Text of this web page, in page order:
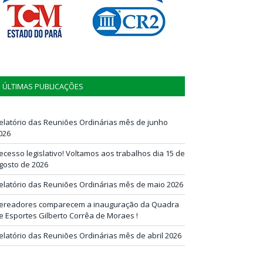
ÚLTIMAS PUBLICAÇÕES
das Reuniões Ordinárias mês de junho
legislativo! Voltamos aos trabalhos dia 15 de
de 2026
das Reuniões Ordinárias mês de maio 2026
comparecem a inauguração da Quadra
Esportes Gilberto Corrêa de Moraes !
das Reuniões Ordinárias mês de abril 2026